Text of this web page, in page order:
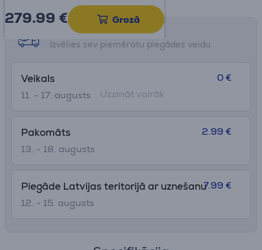
279.99 € Grozā
Saņemšanas iespējas
Izvēlies sev piemērotu piegādes veidu
Veikals
11. - 17. augusts
0 €
Uzzināt vairāk
Pakomāts
13. - 18. augusts
2.99 €
Piegāde Latvijas teritorijā ar uznešanu
12. - 15. augusts
7.99 €